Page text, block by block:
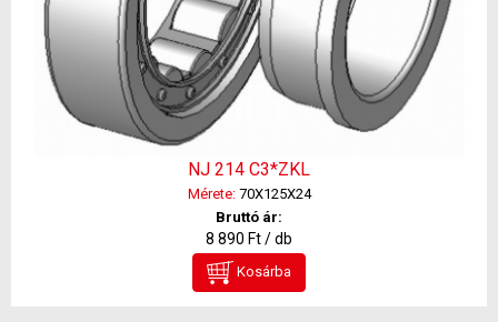
NJ 214 C3*ZKL
Mérete:70X125X24
Bruttó ár:
8 890 Ft / db
Kosárba